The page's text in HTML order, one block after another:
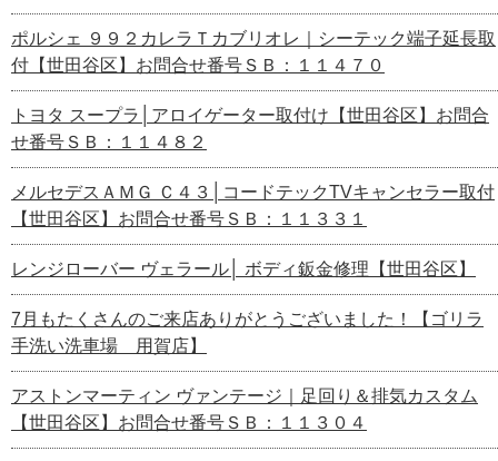
ポルシェ ９９２カレラＴカブリオレ｜シーテック端子延長取
付【世田谷区】お問合せ番号ＳＢ：１１４７０
トヨタ スープラ│アロイゲーター取付け【世田谷区】お問合
せ番号ＳＢ：１１４８２
メルセデスＡＭＧ Ｃ４３│コードテックTVキャンセラー取付
【世田谷区】お問合せ番号ＳＢ：１１３３１
レンジローバー ヴェラール│ ボディ鈑金修理【世田谷区】
7月もたくさんのご来店ありがとうございました！【ゴリラ
手洗い洗車場 用賀店】
アストンマーティン ヴァンテージ｜足回り＆排気カスタム
【世田谷区】お問合せ番号ＳＢ：１１３０４